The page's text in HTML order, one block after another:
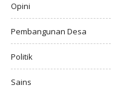
Opini
Pembangunan Desa
Politik
Sains